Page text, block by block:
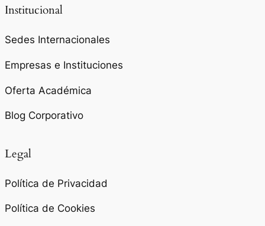
Institucional
Sedes Internacionales
Empresas e Instituciones
Oferta Académica
Blog Corporativo
Legal
Política de Privacidad
Política de Cookies